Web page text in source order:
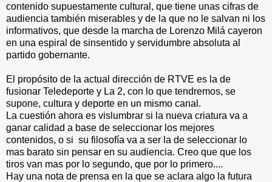
contenido supuestamente cultural, que tiene unas cifras de
audiencia también miserables y de la que no le salvan ni los
informativos, que desde la marcha de Lorenzo Milá cayeron
en una espiral de sinsentido y servidumbre absoluta al
partido gobernante.
El propósito de la actual dirección de RTVE es la de
fusionar Teledeporte y La 2, con lo que tendremos, se
supone, cultura y deporte en un mismo canal.
La cuestión ahora es vislumbrar si la nueva criatura va a
ganar calidad a base de seleccionar los mejores
contenidos, o si su filosofía va a ser la de seleccionar lo
mas barato sin pensar en su audiencia. Creo que que los
tiros van mas por lo segundo, que por lo primero....
Hay una nota de prensa en la que se aclara algo la futura